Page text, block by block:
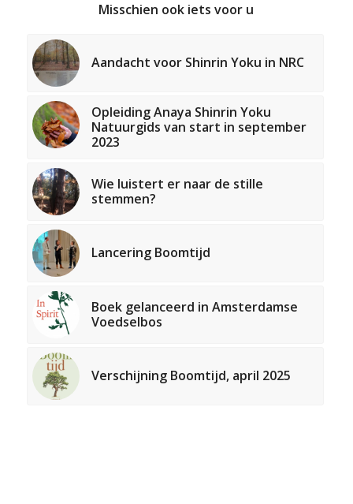
Misschien ook iets voor u
Aandacht voor Shinrin Yoku in NRC
Opleiding Anaya Shinrin Yoku
Natuurgids van start in september
2023
Wie luistert er naar de stille
stemmen?
Lancering Boomtijd
Boek gelanceerd in Amsterdamse
Voedselbos
Verschijning Boomtijd, april 2025